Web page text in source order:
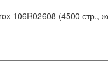
106R02608 (4500 стр.,